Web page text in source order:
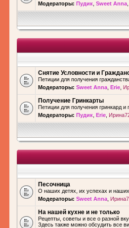
Модераторы: Пудик Sweet Anna
Снятие Условности и
Петиции для получения
Модераторы: Sweet Anna Erie
Получение Гринкарты
Петиции для получения гринкард
Модераторы: Пудик Erie
Песочница
О наших детях, их успехах и наших
Модераторы: Sweet Anna
На нашей кухне и не только
Рецепты, советы и все о разной
Здесь также можно обсудить все